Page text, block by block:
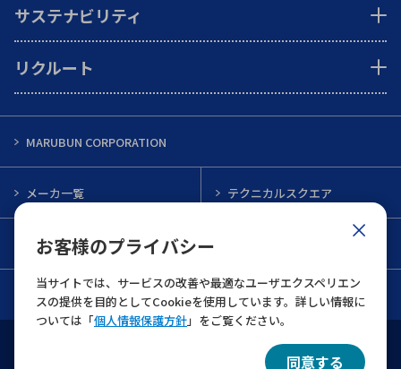
お客様のプライバシー
当サイトでは、サービスの改善や最適なユーザエクスペリエン
スの提供を目的としてCookieを使用しています。詳しい情報に
ついては「個人情報保護方針」をご覧ください。
同意する
サステナビリティ
リクルート
MARUBUN CORPORATION
メーカ一覧 テクニカルスクエア
インフォメーション
お問い合わせ
個人情報保護について